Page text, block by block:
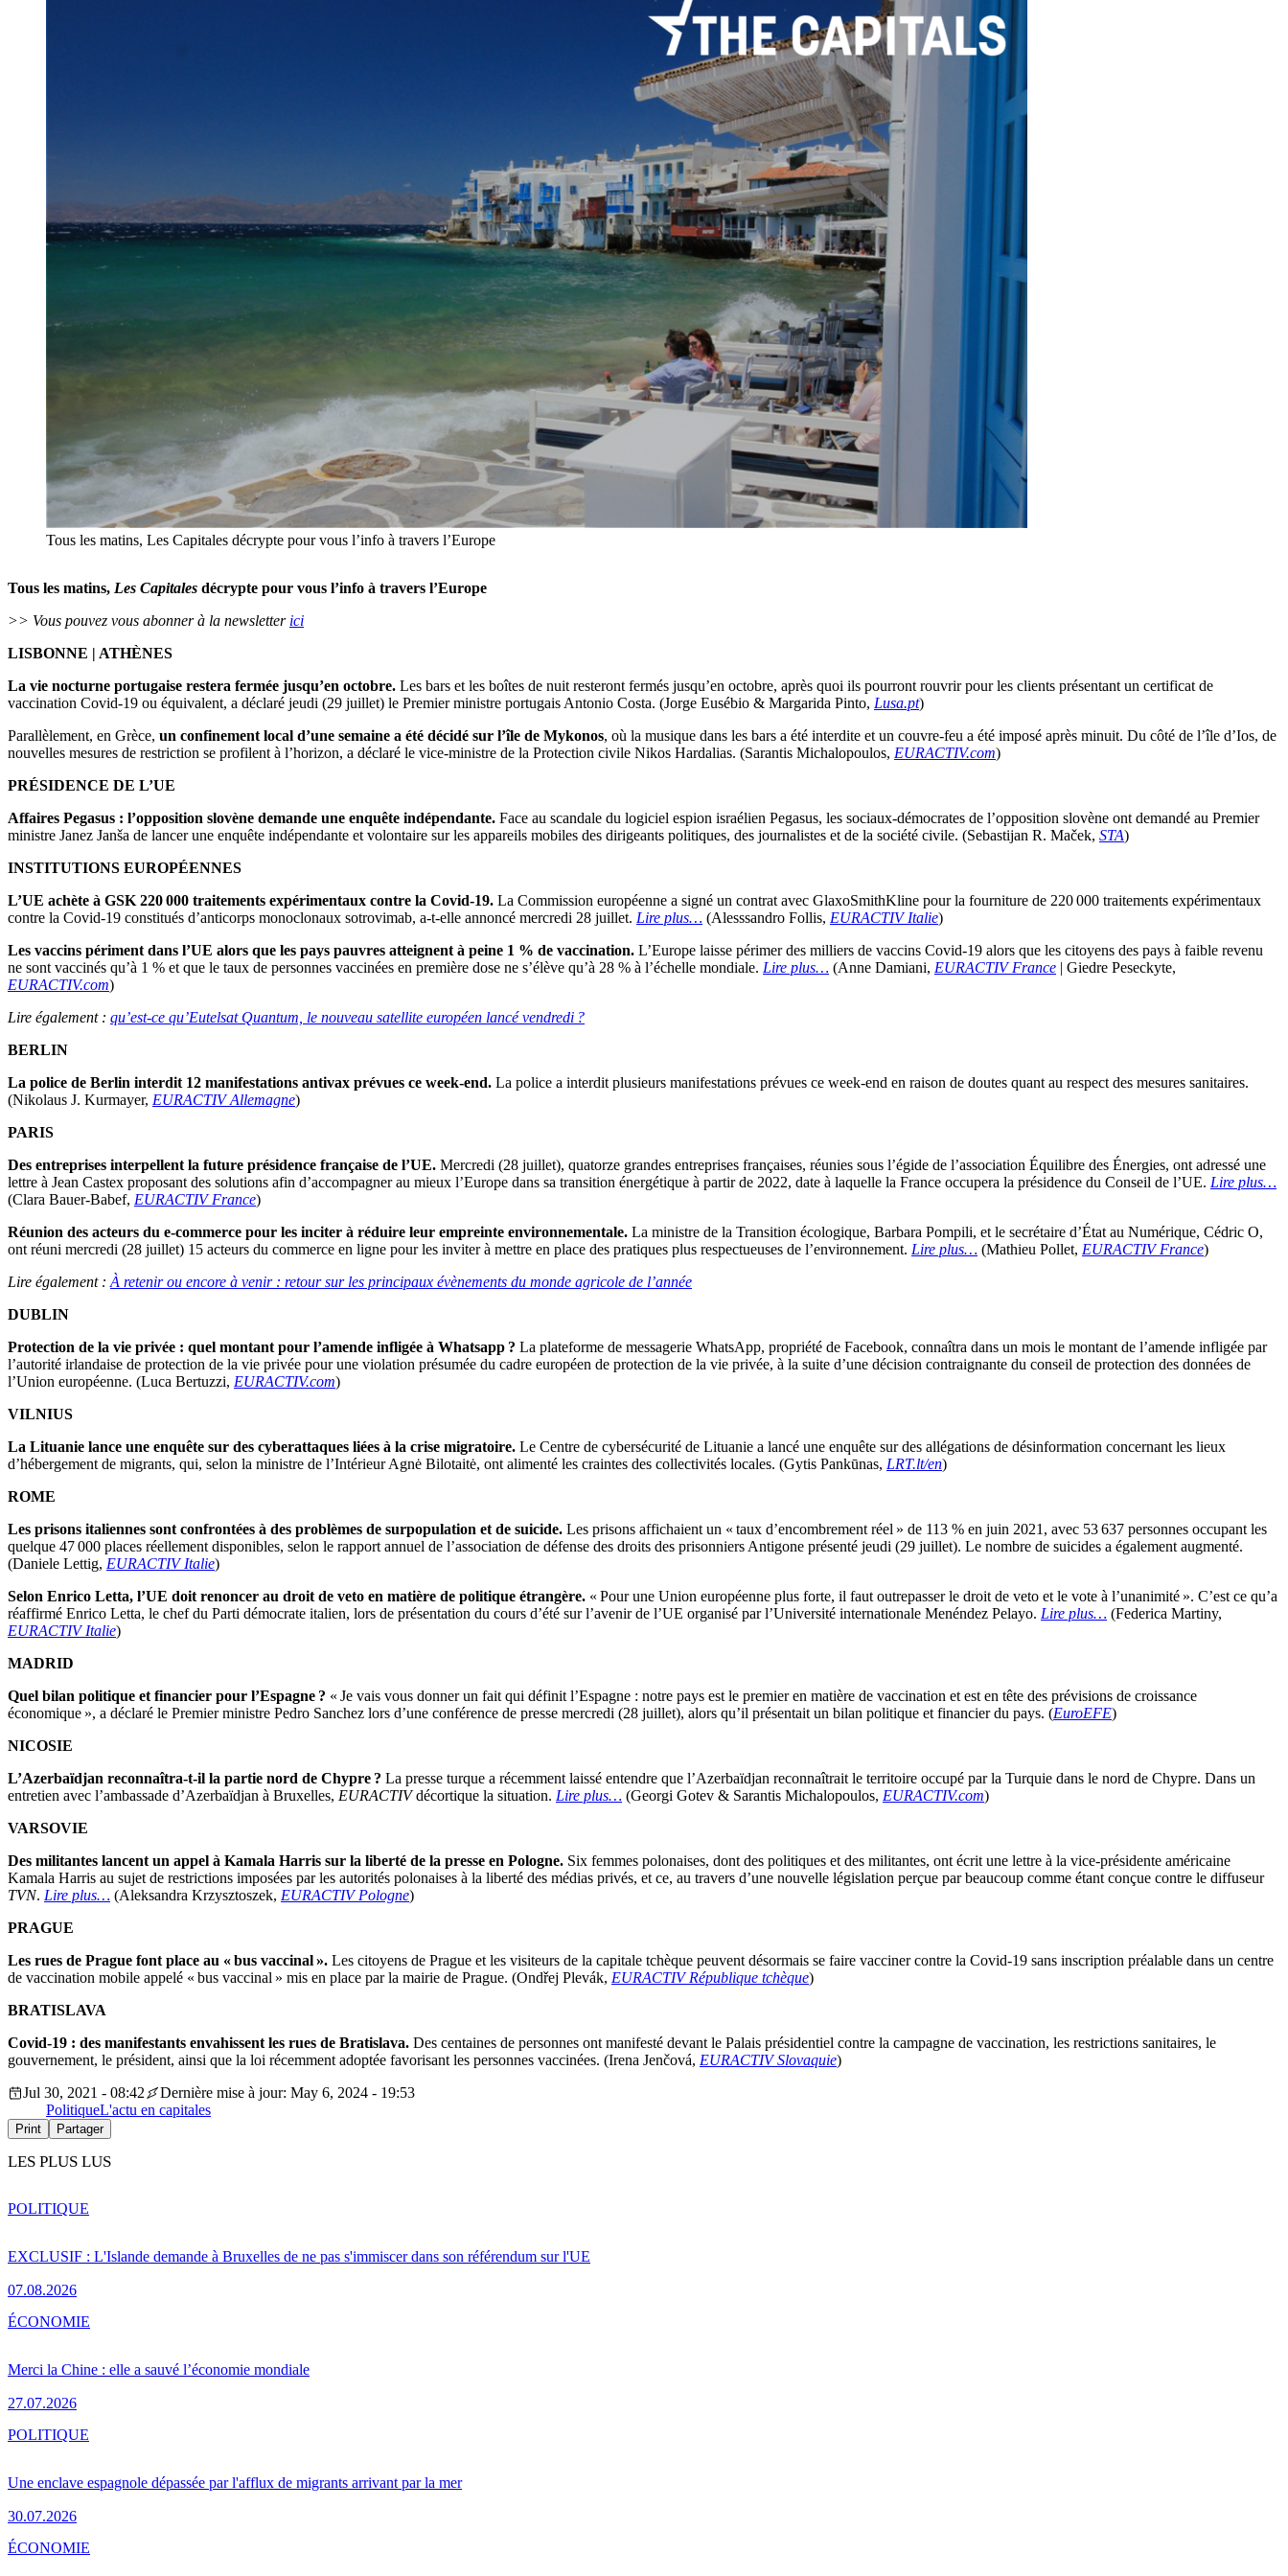
Tous les matins, Les Capitales décrypte pour vous l’info à travers l’Europe
Tous les matins, Les Capitales décrypte pour vous l’info à travers l’Europe
>> Vous pouvez vous abonner à la newsletter ici
LISBONNE | ATHÈNES
La vie nocturne portugaise restera fermée jusqu’en octobre. Les bars et les boîtes de nuit resteront fermés jusqu’en octobre, après quoi ils pourront rouvrir pour les clients présentant un certificat de
vaccination Covid-19 ou équivalent, a déclaré jeudi (29 juillet) le Premier ministre portugais Antonio Costa. (Jorge Eusébio & Margarida Pinto, Lusa.pt)
Parallèlement, en Grèce, un confinement local d’une semaine a été décidé sur l’île de Mykonos, où la musique dans les bars a été interdite et un couvre-feu a été imposé après minuit. Du côté de l’île d’Ios, de
nouvelles mesures de restriction se profilent à l’horizon, a déclaré le vice-ministre de la Protection civile Nikos Hardalias. (Sarantis Michalopoulos, EURACTIV.com)
PRÉSIDENCE DE L’UE
Affaires Pegasus : l’opposition slovène demande une enquête indépendante. Face au scandale du logiciel espion israélien Pegasus, les sociaux-démocrates de l’opposition slovène ont demandé au Premier
ministre Janez Janša de lancer une enquête indépendante et volontaire sur les appareils mobiles des dirigeants politiques, des journalistes et de la société civile. (Sebastijan R. Maček, STA)
INSTITUTIONS EUROPÉENNES
L’UE achète à GSK 220 000 traitements expérimentaux contre la Covid-19. La Commission européenne a signé un contrat avec GlaxoSmithKline pour la fourniture de 220 000 traitements expérimentaux
contre la Covid-19 constitués d’anticorps monoclonaux sotrovimab, a-t-elle annoncé mercredi 28 juillet. Lire plus… (Alesssandro Follis, EURACTIV Italie)
Les vaccins périment dans l’UE alors que les pays pauvres atteignent à peine 1 % de vaccination. L’Europe laisse périmer des milliers de vaccins Covid-19 alors que les citoyens des pays à faible revenu
ne sont vaccinés qu’à 1 % et que le taux de personnes vaccinées en première dose ne s’élève qu’à 28 % à l’échelle mondiale. Lire plus… (Anne Damiani, EURACTIV France | Giedre Peseckyte,
EURACTIV.com)
Lire également : qu’est-ce qu’Eutelsat Quantum, le nouveau satellite européen lancé vendredi ?
BERLIN
La police de Berlin interdit 12 manifestations antivax prévues ce week-end. La police a interdit plusieurs manifestations prévues ce week-end en raison de doutes quant au respect des mesures sanitaires.
(Nikolaus J. Kurmayer, EURACTIV Allemagne)
PARIS
Des entreprises interpellent la future présidence française de l’UE. Mercredi (28 juillet), quatorze grandes entreprises françaises, réunies sous l’égide de l’association Équilibre des Énergies, ont adressé une
lettre à Jean Castex proposant des solutions afin d’accompagner au mieux l’Europe dans sa transition énergétique à partir de 2022, date à laquelle la France occupera la présidence du Conseil de l’UE. Lire plus…
(Clara Bauer-Babef, EURACTIV France)
Réunion des acteurs du e-commerce pour les inciter à réduire leur empreinte environnementale. La ministre de la Transition écologique, Barbara Pompili, et le secrétaire d’État au Numérique, Cédric O,
ont réuni mercredi (28 juillet) 15 acteurs du commerce en ligne pour les inviter à mettre en place des pratiques plus respectueuses de l’environnement. Lire plus… (Mathieu Pollet, EURACTIV France)
Lire également : À retenir ou encore à venir : retour sur les principaux évènements du monde agricole de l’année
DUBLIN
Protection de la vie privée : quel montant pour l’amende infligée à Whatsapp ? La plateforme de messagerie WhatsApp, propriété de Facebook, connaîtra dans un mois le montant de l’amende infligée par
l’autorité irlandaise de protection de la vie privée pour une violation présumée du cadre européen de protection de la vie privée, à la suite d’une décision contraignante du conseil de protection des données de
l’Union européenne. (Luca Bertuzzi, EURACTIV.com)
VILNIUS
La Lituanie lance une enquête sur des cyberattaques liées à la crise migratoire. Le Centre de cybersécurité de Lituanie a lancé une enquête sur des allégations de désinformation concernant les lieux
d’hébergement de migrants, qui, selon la ministre de l’Intérieur Agnė Bilotaitė, ont alimenté les craintes des collectivités locales. (Gytis Pankūnas, LRT.lt/en)
ROME
Les prisons italiennes sont confrontées à des problèmes de surpopulation et de suicide. Les prisons affichaient un « taux d’encombrement réel » de 113 % en juin 2021, avec 53 637 personnes occupant les
quelque 47 000 places réellement disponibles, selon le rapport annuel de l’association de défense des droits des prisonniers Antigone présenté jeudi (29 juillet). Le nombre de suicides a également augmenté.
(Daniele Lettig, EURACTIV Italie)
Selon Enrico Letta, l’UE doit renoncer au droit de veto en matière de politique étrangère. « Pour une Union européenne plus forte, il faut outrepasser le droit de veto et le vote à l’unanimité ». C’est ce qu’a
réaffirmé Enrico Letta, le chef du Parti démocrate italien, lors de présentation du cours d’été sur l’avenir de l’UE organisé par l’Université internationale Menéndez Pelayo. Lire plus… (Federica Martiny,
EURACTIV Italie)
MADRID
Quel bilan politique et financier pour l’Espagne ? « Je vais vous donner un fait qui définit l’Espagne : notre pays est le premier en matière de vaccination et est en tête des prévisions de croissance
économique », a déclaré le Premier ministre Pedro Sanchez lors d’une conférence de presse mercredi (28 juillet), alors qu’il présentait un bilan politique et financier du pays. (EuroEFE)
NICOSIE
L’Azerbaïdjan reconnaîtra-t-il la partie nord de Chypre ? La presse turque a récemment laissé entendre que l’Azerbaïdjan reconnaîtrait le territoire occupé par la Turquie dans le nord de Chypre. Dans un
entretien avec l’ambassade d’Azerbaïdjan à Bruxelles, EURACTIVdécortique la situation. Lire plus… (Georgi Gotev & Sarantis Michalopoulos, EURACTIV.com)
VARSOVIE
Des militantes lancent un appel à Kamala Harris sur la liberté de la presse en Pologne. Six femmes polonaises, dont des politiques et des militantes, ont écrit une lettre à la vice-présidente américaine
Kamala Harris au sujet de restrictions imposées par les autorités polonaises à la liberté des médias privés, et ce, au travers d’une nouvelle législation perçue par beaucoup comme étant conçue contre le diffuseur
TVN. Lire plus… (Aleksandra Krzysztoszek, EURACTIV Pologne)
PRAGUE
Les rues de Prague font place au « bus vaccinal ». Les citoyens de Prague et les visiteurs de la capitale tchèque peuvent désormais se faire vacciner contre la Covid-19 sans inscription préalable dans un centre
de vaccination mobile appelé « bus vaccinal » mis en place par la mairie de Prague. (Ondřej Plevák, EURACTIV République tchèque)
BRATISLAVA
Covid-19 : des manifestants envahissent les rues de Bratislava. Des centaines de personnes ont manifesté devant le Palais présidentiel contre la campagne de vaccination, les restrictions sanitaires, le
gouvernement, le président, ainsi que la loi récemment adoptée favorisant les personnes vaccinées. (Irena Jenčová, EURACTIV Slovaquie)
Jul 30, 2021 - 08:42
Dernière mise à jour: May 6, 2024 - 19:53
PolitiqueL'actu en capitales
Print Partager
LES PLUS LUS
EXCLUSIF : L'Islande demande à Bruxelles de ne pas s'immiscer dans son référendum sur l'UE
07.08.2026
POLITIQUE
Merci la Chine : elle a sauvé l’économie mondiale
27.07.2026
ÉCONOMIE
Une enclave espagnole dépassée par l'afflux de migrants arrivant par la mer
30.07.2026
POLITIQUE
ÉCONOMIE